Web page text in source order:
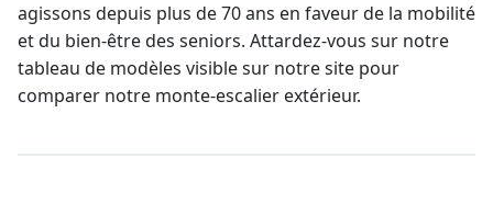
agissons depuis plus de 70 ans en faveur de la mobilité
et du bien-être des seniors. Attardez-vous sur notre
tableau de modèles visible sur notre site pour
comparer notre monte-escalier extérieur.